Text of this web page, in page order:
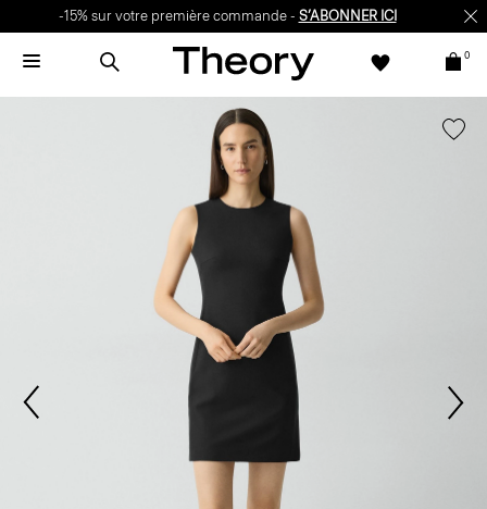
-15% sur votre première commande - S’ABONNER ICI
0